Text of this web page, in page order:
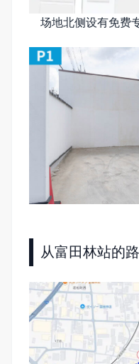
场地北侧设有免费
从富田林站的